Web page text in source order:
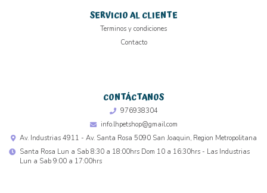
SERVICIO AL CLIENTE
Terminos y condiciones
Contacto
CONTÁCTANOS
976938304
info.lhpetshop@gmail.com
Av. Industrias 4911 - Av. Santa Rosa 5090 San Joaquin, Region Metropolitana
Santa Rosa Lun a Sab 8:30 a 18:00hrs Dom 10 a 16:30hrs - Las Industrias
Lun a Sab 9:00 a 17:00hrs